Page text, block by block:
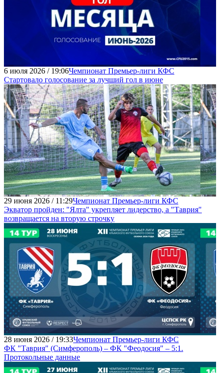
6 июля 2026 / 19:06Чемпионат Премьер-лиги КФС
Стартовало голосование за лучший гол в июне
29 июня 2026 / 11:29Чемпионат Премьер-лиги КФС
Экватор пройден: "Ялта" укрепляет лидерство, а "Таврия"
возвращается на вторую строчку
28 июня 2026 / 19:33Чемпионат Премьер-лиги КФС
ФК "Таврия" (Симферополь) – ФК "Феодосия" – 5:1.
Протокольные данные